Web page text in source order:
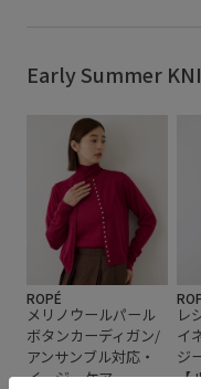
クルーネック シル
ストレッチ性
ニット ニット素材
バックデザイン プ
リサイクル リバー
ワードローブの強い味方
伸縮性 夏の機能素材
Early Summer
ROPÉ
メリノウールパール
ボタンカーディガン/
アンサンブル対応・
イージーケア
レ
イ
ジ
【